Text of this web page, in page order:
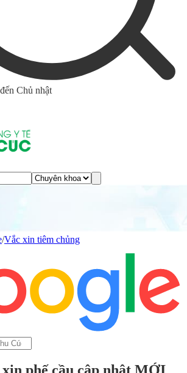
Chủ nhật
/Vắc xin tiêm chủng